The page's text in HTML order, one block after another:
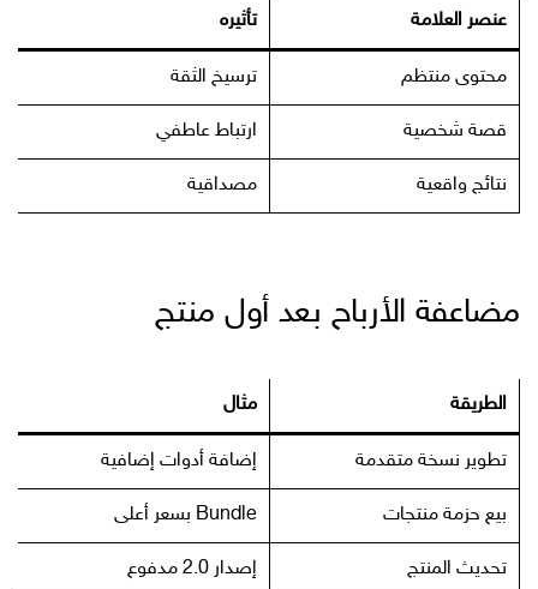
عنصر العلامة تأثيره
محتوى منتظم ترسيخ الثقة
قصة شخصية ارتباط عاطفي
نتائج واقعية مصداقية
مضاعفة الأرباح بعد أول منتج
الطريقة مثال
تطوير نسخة متقدمة إضافة أدوات إضافية
بيع حزمة منتجات Bundle بسعر أعلى
تحديث المنتج إصدار 2.0 مدفوع